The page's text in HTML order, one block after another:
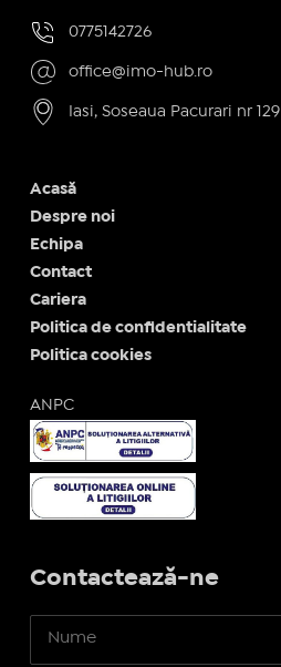
0775142726
office@imo-hub.ro
Iasi, Soseaua Pacurari nr 129
Acasă
Despre noi
Echipa
Contact
Cariera
Politica de confidentialitate
Politica cookies
ANPC
Contactează-ne